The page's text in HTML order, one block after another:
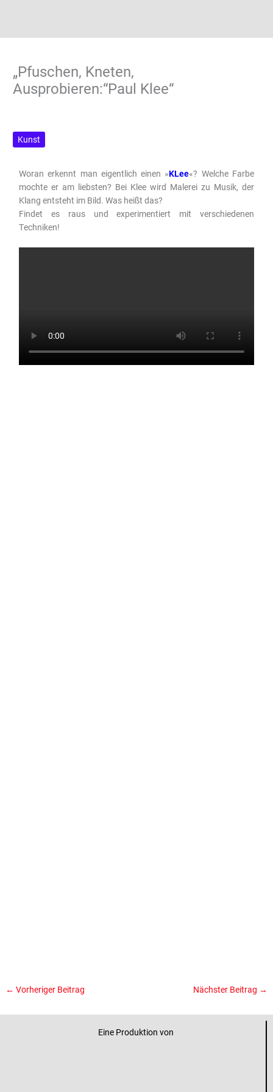
„Pfuschen, Kneten,
Ausprobieren:“Paul Klee“
Kunst
Woran erkennt man eigentlich einen »KLee«? Welche Farbe
mochte er am liebsten? Bei Klee wird Malerei zu Musik, der
Klang entsteht im Bild. Was heißt das?
Findet es raus und experimentiert mit verschiedenen
Techniken!
← Vorheriger Beitrag Nächster Beitrag →
Eine Produktion von